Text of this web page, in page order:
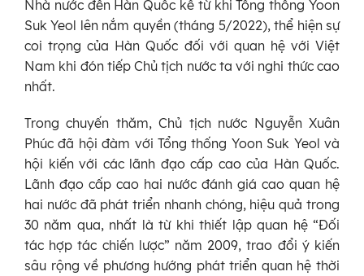
Nhà nước đến Hàn Quốc kể từ khi Tổng thống Yoon
Suk Yeol lên nắm quyền (tháng 5/2022), thể hiện sự
coi trọng của Hàn Quốc đối với quan hệ với Việt
Nam khi đón tiếp Chủ tịch nước ta với nghi thức cao
nhất.
Trong chuyến thăm, Chủ tịch nước Nguyễn Xuân
Phúc đã hội đàm với Tổng thống Yoon Suk Yeol và
hội kiến với các lãnh đạo cấp cao của Hàn Quốc.
Lãnh đạo cấp cao hai nước đánh giá cao quan hệ
hai nước đã phát triển nhanh chóng, hiệu quả trong
30 năm qua, nhất là từ khi thiết lập quan hệ “Đối
tác hợp tác chiến lược” năm 2009, trao đổi ý kiến
sâu rộng về phương hướng phát triển quan hệ thời